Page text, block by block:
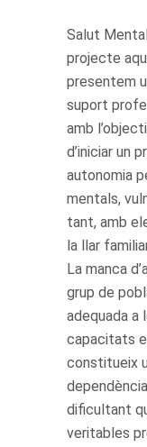
Salut
projecte
presentem
suport
amb
d’iniciar un
autonomia
mentals,
tant, amb
la llar
La manca
grup de
adequada a
capacitats
constitueix
dificultant
veritables